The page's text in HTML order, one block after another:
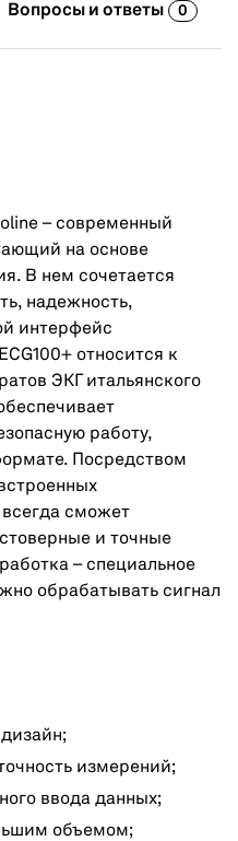
Вопросы и ответы 0
– современный
на основе
В нем сочетается
надежность,
интерфейс
относится к
ЭКГ итальянского
работу,
Посредством
сможет
и точные
– специальное
обрабатывать сигнал
измерений;
ввода данных;
объемом;